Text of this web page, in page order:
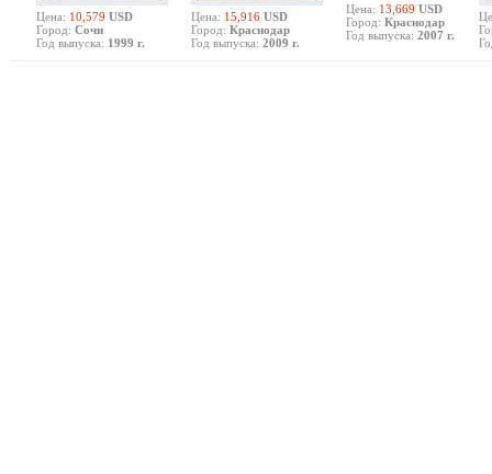
Цена: 10,579 USD
Город: Сочи
Год выпуска: 1999 г.
Цена: 15,916 USD
Город: Краснодар
Год выпуска: 2009 г.
Цена: 13,669 USD
Город: Краснодар
Год выпуска: 2007 г.